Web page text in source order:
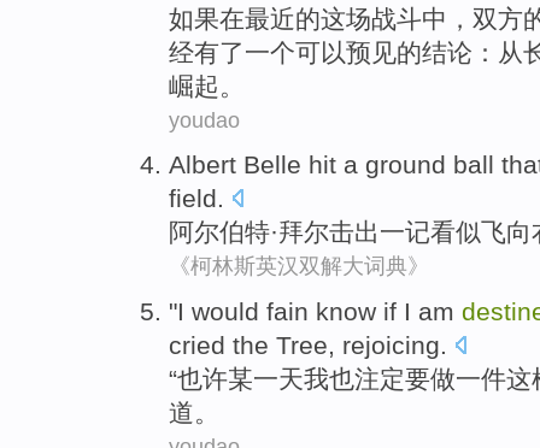
如果在最近的这场战斗中 ， 双方
经有了一个可以预见的结论 ：从
崛起。
youdao
Albert Belle hit a ground ball
field.
阿尔伯特·拜尔击出一记看似飞向
《柯林斯英汉双解大词典》
"I would fain know if I am
cried the Tree, rejoicing.
“也许某一天我也注定要做一件这
道。